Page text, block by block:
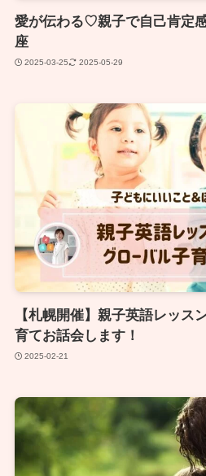
愛が伝わる♡親子で自己肯定
座
2025-03-25 2025-05-29
【札幌開催】親子英語レッス
育てお話会します！
2025-02-21